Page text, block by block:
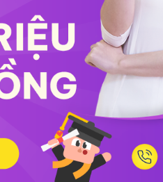
Phổ thông Luyện nói